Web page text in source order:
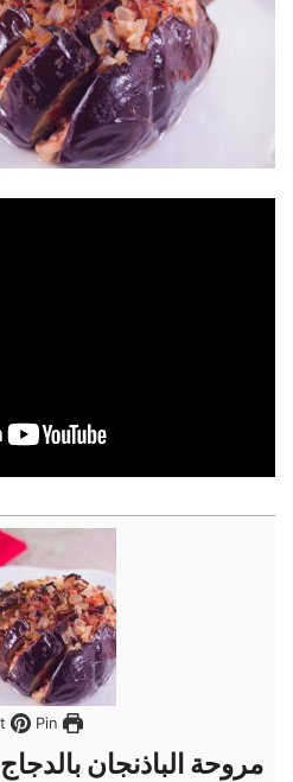
Pin
مروحة الباذنجان بالدجاج